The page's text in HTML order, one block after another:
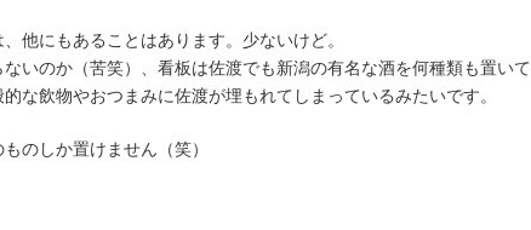
他にもあることはあります。少ないけど。
いのか（苦笑）、看板は佐渡でも新潟の有名な酒を何種類も置いて
な飲物やおつまみに佐渡が埋もれてしまっているみたいです。
のしか置けません（笑）